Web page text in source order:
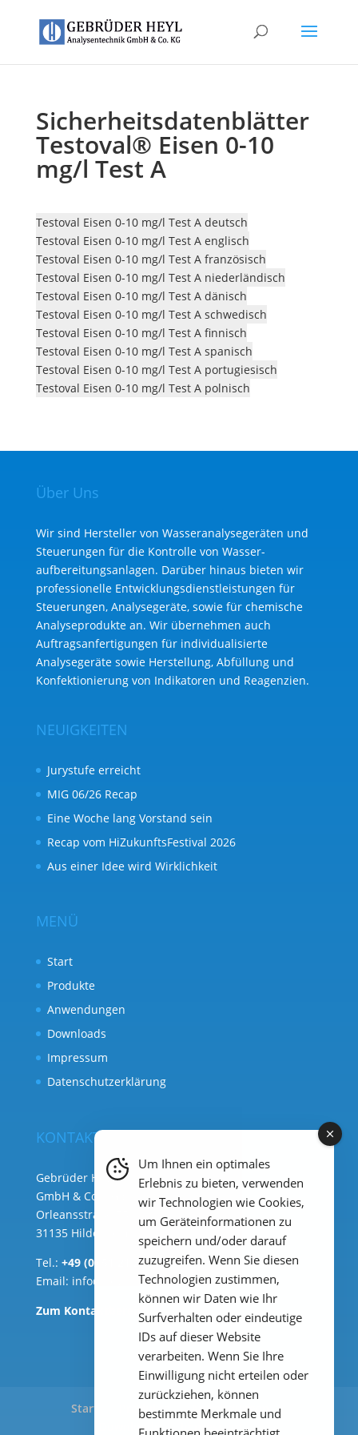
Sicherheitsdatenblätter
Testoval® Eisen 0-10
mg/l Test A
Testoval Eisen 0-10 mg/l Test A deutsch
Testoval Eisen 0-10 mg/l Test A englisch
Testoval Eisen 0-10 mg/l Test A französisch
Testoval Eisen 0-10 mg/l Test A niederländisch
Testoval Eisen 0-10 mg/l Test A dänisch
Testoval Eisen 0-10 mg/l Test A schwedisch
Testoval Eisen 0-10 mg/l Test A finnisch
Testoval Eisen 0-10 mg/l Test A spanisch
Testoval Eisen 0-10 mg/l Test A portugiesisch
Testoval Eisen 0-10 mg/l Test A polnisch
Über Uns
Wir sind Hersteller von Wasseranalysegeräten und
Steuerungen für die Kontrolle von Wasser­
aufbereitungs­anlagen. Darüber hinaus bieten wir
professionelle Entwicklungs­dienst­leistungen für
Steuerungen, Analysegeräte, sowie für chemische
Analyse­produkte an. Wir übernehmen auch
Auftragsanfertigungen für individualisierte
Analysegeräte sowie Herstellung, Abfüllung und
Konfektionierung von Indikatoren und Reagenzien.
NEUIGKEITEN
Jurystufe erreicht
MIG 06/26 Recap
Eine Woche lang Vorstand sein
Recap vom HiZukunftsFestival 2026
Aus einer Idee wird Wirklichkeit
MENÜ
Start
Produkte
Anwendungen
Downloads
Impressum
Datenschutzerklärung
KONTAKT
Gebrüder Heyl Analysentechnik
GmbH & Co. KG ( Hauptsitz )
Orleansstraße 75b
31135 Hildesheim
Tel.: +49 (0) 51 21 289 33 – 0
Email: info@heylanalysis.de
Zum Kontaktbereich
Start Produkte
Anwendungen
Downloads
Impressum
Um Ihnen ein optimales
Erlebnis zu bieten, verwenden
wir Technologien wie Cookies,
um Geräteinformationen zu
speichern und/oder darauf
zuzugreifen. Wenn Sie diesen
Technologien zustimmen,
können wir Daten wie Ihr
Surfverhalten oder eindeutige
IDs auf dieser Website
verarbeiten. Wenn Sie Ihre
Einwilligung nicht erteilen oder
zurückziehen, können
bestimmte Merkmale und